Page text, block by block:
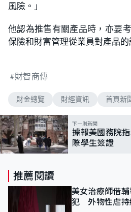
風險。」
他認為推售有關產品時，亦要
保險和財富管理從業員對產品的
財智商傳
財金總覽 財經資訊 首頁新
下一則新聞
據報美國務院
際學生簽證
推薦閱讀
美女治療師借
犯 外物性虐持